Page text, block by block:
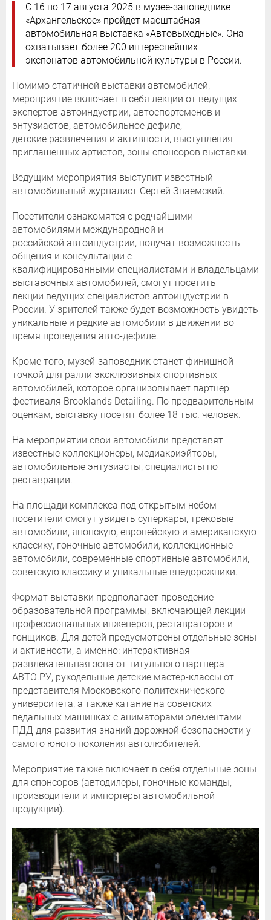
С 16 по 17 августа 2025 в музее-заповеднике
«Архангельское» пройдет масштабная
автомобильная выставка «Автовыходные». Она
охватывает более 200 интереснейших
экспонатов автомобильной культуры в России.
Помимо статичной выставки автомобилей,
мероприятие включает в себя лекции от ведущих
экспертов автоиндустрии, автоспортсменов и
энтузиастов, автомобильное дефиле,
детские развлечения и активности, выступления
приглашенных артистов, зоны спонсоров выставки.
Ведущим мероприятия выступит известный
автомобильный журналист Сергей Знаемский.
Посетители ознакомятся с редчайшими
автомобилями международной и
российской автоиндустрии, получат возможность
общения и консультации с
квалифицированными специалистами и владельцами
выставочных автомобилей, смогут посетить
лекции ведущих специалистов автоиндустрии в
России. У зрителей также будет возможность увидеть
уникальные и редкие автомобили в движении во
время проведения авто-дефиле.
Кроме того, музей-заповедник станет финишной
точкой для ралли эксклюзивных спортивных
автомобилей, которое организовывает партнер
фестиваля Brooklands Detailing. По предварительным
оценкам, выставку посетят более 18 тыс. человек.
На мероприятии свои автомобили представят
известные коллекционеры, медиакриэйторы,
автомобильные энтузиасты, специалисты по
реставрации.
На площади комплекса под открытым небом
посетители смогут увидеть суперкары, трековые
автомобили, японскую, европейскую и американскую
классику, гоночные автомобили, коллекционные
автомобили, современные спортивные автомобили,
советскую классику и уникальные внедорожники.
Формат выставки предполагает проведение
образовательной программы, включающей лекции
профессиональных инженеров, реставраторов и
гонщиков. Для детей предусмотрены отдельные зоны
и активности, а именно: интерактивная
развлекательная зона от титульного партнера
АВТО.РУ, рукодельные детские мастер-классы от
представителя Московского политехнического
университета, а также катание на советских
педальных машинках с аниматорами элементами
ПДД для развития знаний дорожной безопасности у
самого юного поколения автолюбителей.
Мероприятие также включает в себя отдельные зоны
для спонсоров (автодилеры, гоночные команды,
производители и импортеры автомобильной
продукции).